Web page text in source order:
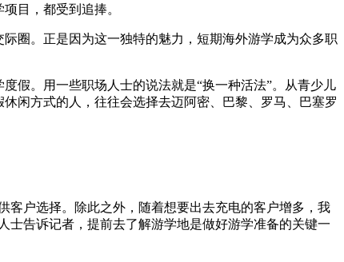
目，都受到追捧。
。正是因为这一独特的魅力，短期海外游学成为众多职
。用一些职场人士的说法就是“换一种活法”。从青少儿
闲方式的人，往往会选择去迈阿密、巴黎、罗马、巴塞罗
户选择。除此之外，随着想要出去充电的客户增多，我
士告诉记者，提前去了解游学地是做好游学准备的关键一